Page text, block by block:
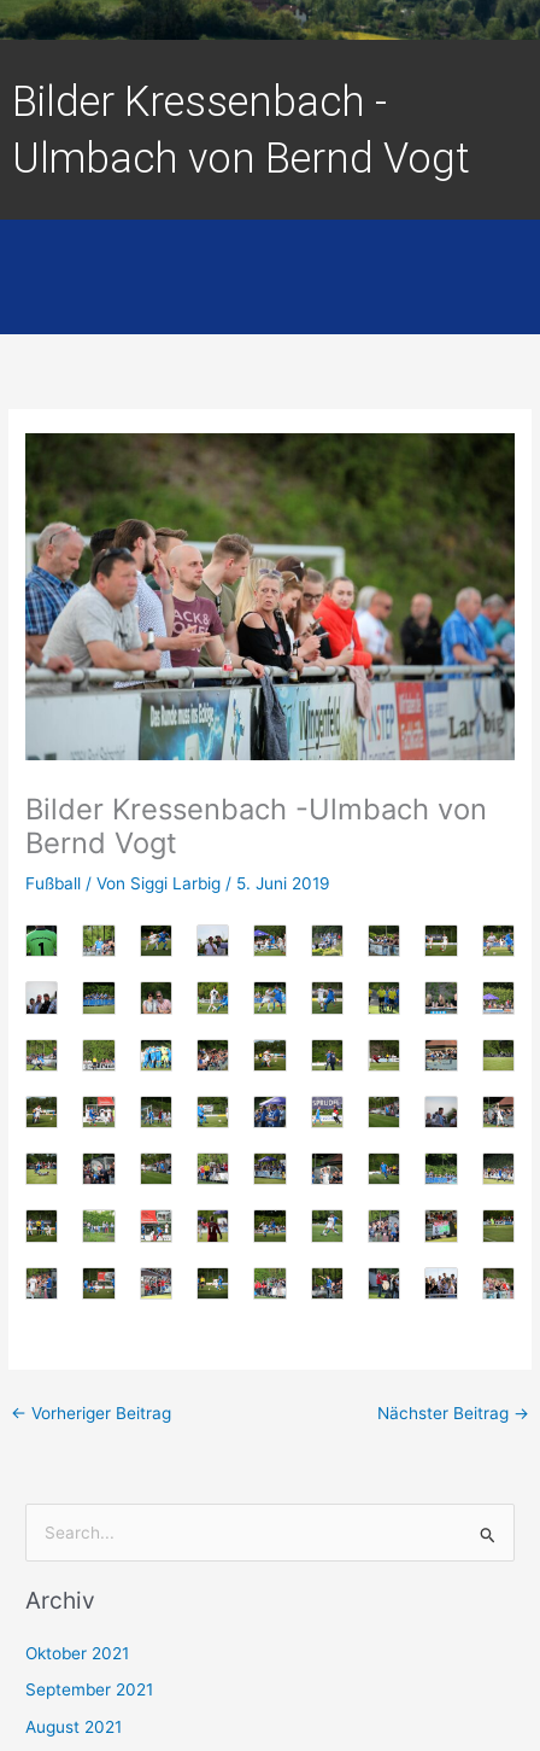
Bilder Kressenbach -
Ulmbach von Bernd Vogt
Bilder Kressenbach -Ulmbach von
Bernd Vogt
Fußball / Von Siggi Larbig/ 5. Juni 2019
← Vorheriger Beitrag Nächster Beitrag →
c
n
n
Archiv
Oktober 2021
September 2021
August 2021